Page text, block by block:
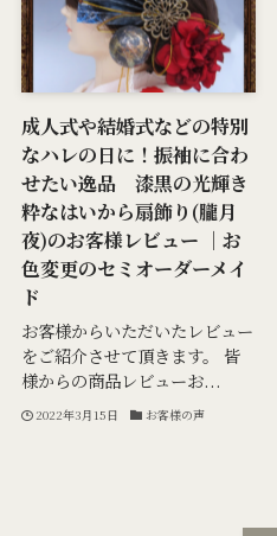
成人式や結婚式などの特別
なハレの日に！振袖に合わ
せたい逸品 漆黒の光輝き
粋なはいから扇飾り(朧月
夜)のお客様レビュー ｜お
色変更のセミオーダーメイ
ド
お客様からいただいたレビュー
をご紹介させて頂きます。 皆
様からの商品レビューお...
2022年3月15日 お客様の声